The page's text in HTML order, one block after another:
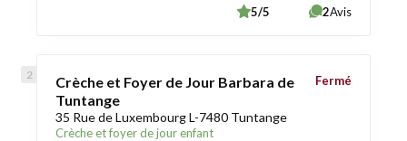
5/5 2Avis
Crèche et Foyer de Jour Barbara de
Tuntange
35 Rue de Luxembourg L-7480 Tuntange
Crèche et foyer de jour enfant
Fermé